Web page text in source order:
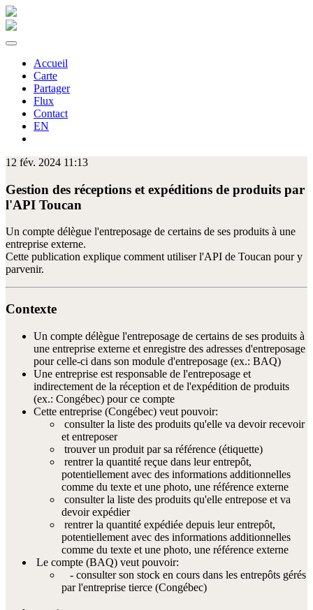
Accueil
Carte
Partager
Flux
Contact
EN
12 fév. 2024 11:13
Gestion des réceptions et expéditions de produits par
l'API Toucan
Un compte délègue l'entreposage de certains de ses produits à une
entreprise externe.
Cette publication explique comment utiliser l'API de Toucan pour y
parvenir.
Contexte
Un compte délègue l'entreposage de certains de ses produits à
une entreprise externe et enregistre des adresses d'entreposage
pour celle-ci dans son module d'entreposage (ex.: BAQ)
Une entreprise est responsable de l'entreposage et
indirectement de la réception et de l'expédition de produits
(ex.: Congébec) pour ce compte
Cette entreprise (Congébec) veut pouvoir:
consulter la liste des produits qu'elle va devoir recevoir
et entreposer
trouver un produit par sa référence (étiquette)
rentrer la quantité reçue dans leur entrepôt,
potentiellement avec des informations additionnelles
comme du texte et une photo, une référence externe
consulter la liste des produits qu'elle entrepose et va
devoir expédier
rentrer la quantité expédiée depuis leur entrepôt,
potentiellement avec des informations additionnelles
comme du texte et une photo, une référence externe
Le compte (BAQ) veut pouvoir:
- consulter son stock en cours dans les entrepôts gérés
par l'entreprise tierce (Congébec)